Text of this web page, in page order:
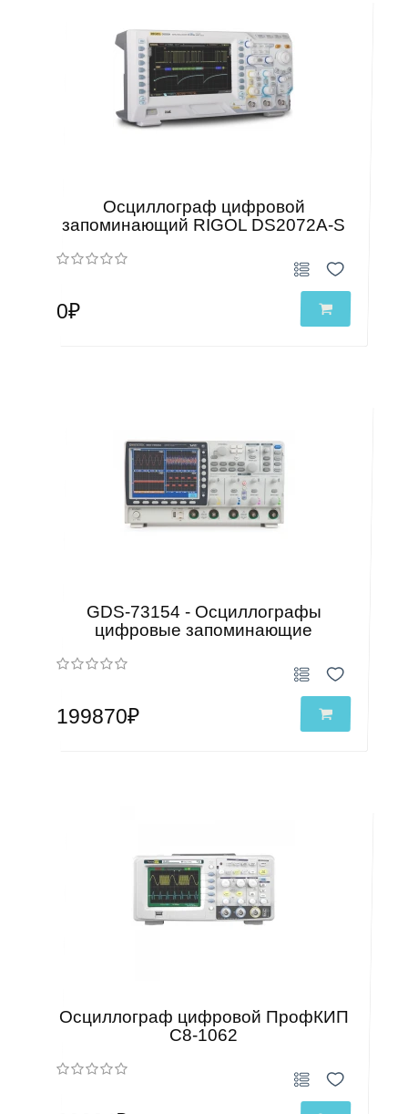
Осциллограф цифровой
запоминающий RIGOL DS2072A-S
0₽
GDS-73154 - Осциллографы
цифровые запоминающие
199870₽
Осциллограф цифровой ПрофКИП
С8-1062